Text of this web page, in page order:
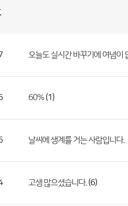
오늘도 실시간 바꾸기에 여념이
60% (1)
날씨에 생계를 거는 사람입니다.
고생 많으셨습니다. (6)